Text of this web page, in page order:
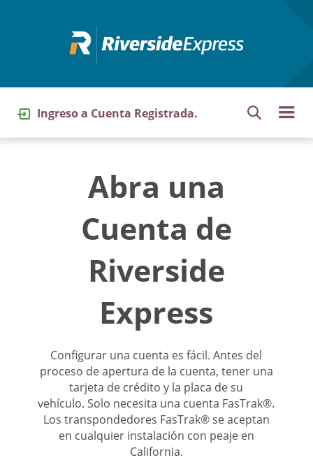
Ingreso a Cuenta Registrada.
Abra una
Cuenta de
Riverside
Express
Configurar una cuenta es fácil. Antes del
proceso de apertura de la cuenta, tener una
tarjeta de crédito y la placa de su
vehículo. Solo necesita una cuenta FasTrak®.
Los transpondedores FasTrak® se aceptan
en cualquier instalación con peaje en
California.